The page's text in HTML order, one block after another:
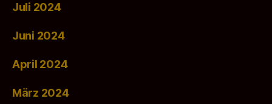
Juli 2024
Juni 2024
April 2024
März 2024